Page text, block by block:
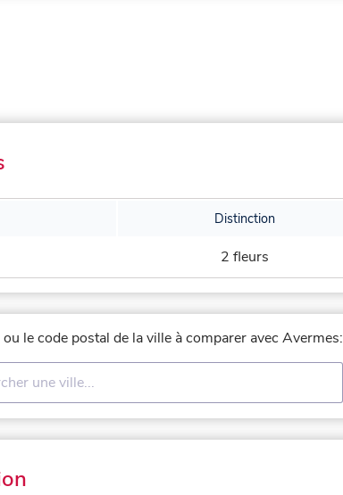
Distinction
2 fleurs
le code postal de la ville à comparer avec Avermes: